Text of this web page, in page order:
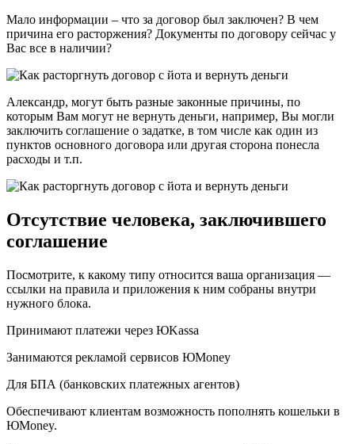
Мало информации – что за договор был заключен? В чем
причина его расторжения? Документы по договору сейчас у
Вас все в наличии?
Александр, могут быть разные законные причины, по
которым Вам могут не вернуть деньги, например, Вы могли
заключить соглашение о задатке, в том числе как один из
пунктов основного договора или другая сторона понесла
расходы и т.п.
Отсутствие человека, заключившего
соглашение
Посмотрите, к какому типу относится ваша организация —
ссылки на правила и приложения к ним собраны внутри
нужного блока.
Принимают платежи через ЮKassa
Занимаются рекламой сервисов ЮMoney
Для БПА (банковских платежных агентов)
Обеспечивают клиентам возможность пополнять кошельки в
ЮMoney.